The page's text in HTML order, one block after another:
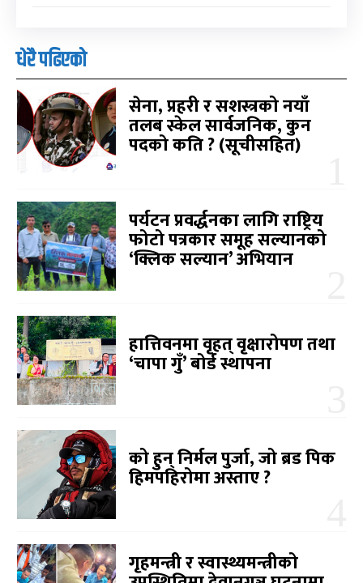
धेरै पढिएको
सेना, प्रहरी र सशस्त्रको नयाँ
तलब स्केल सार्वजनिक, कुन
पदको कति ? (सूचीसहित)
पर्यटन प्रवर्द्धनका लागि राष्ट्रिय
फोटो पत्रकार समूह सल्यानको
‘क्लिक सल्यान’ अभियान
हात्तिवनमा वृहत् वृक्षारोपण तथा
‘चापा गुँ’ बोर्ड स्थापना
को हुन् निर्मल पुर्जा, जो ब्रड पिक
हिमपहिरोमा अस्ताए ?
गृहमन्त्री र स्वास्थ्यमन्त्रीको